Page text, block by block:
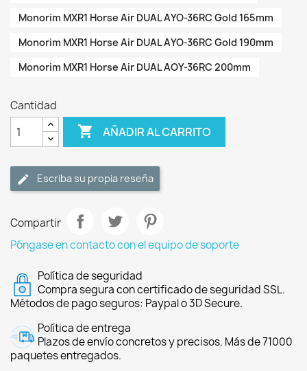
Monorim MXR1 Horse Air DUAL AYO-36RC Gold 165mm
Monorim MXR1 Horse Air DUAL AYO-36RC Gold 190mm
Monorim MXR1 Horse Air DUAL AOY-36RC 200mm
Cantidad
 AÑADIR AL CARRITO
Escriba su propia reseña
Compartir
Póngase en contacto con el equipo de soporte
Política de seguridad
Compra segura con certificado de seguridad SSL.
Métodos de pago seguros: Paypal o 3D Secure.
Política de entrega
Plazos de envío concretos y precisos. Más de 71000
paquetes entregados.